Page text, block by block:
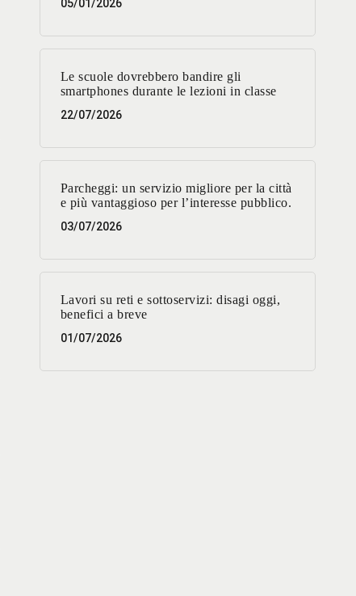
05/01/2026
Le scuole dovrebbero bandire gli
smartphones durante le lezioni in classe
22/07/2026
Parcheggi: un servizio migliore per la città
e più vantaggioso per l’interesse pubblico.
03/07/2026
Lavori su reti e sottoservizi: disagi oggi,
benefici a breve
01/07/2026